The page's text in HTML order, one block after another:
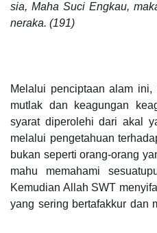
sia, Maha Suci Engkau,
neraka. (191)
Melalui penciptaan alam
mutlak dan keagungan
syarat diperolehi dari akal
melalui pengetahuan
bukan seperti orang-orang
mahu memahami
Kemudian Allah SWT
yang sering bertafakkur dan